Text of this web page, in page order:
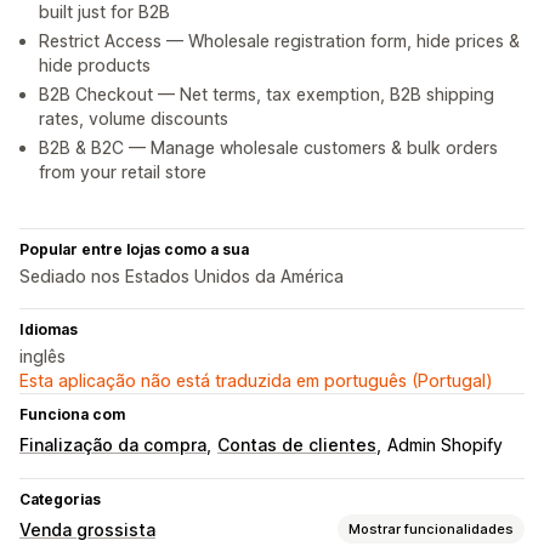
built just for B2B
Restrict Access — Wholesale registration form, hide prices &
hide products
B2B Checkout — Net terms, tax exemption, B2B shipping
rates, volume discounts
B2B & B2C — Manage wholesale customers & bulk orders
from your retail store
Popular entre lojas como a sua
Sediado nos Estados Unidos da América
Idiomas
inglês
Esta aplicação não está traduzida em português (Portugal)
Funciona com
Finalização da compra Contas de clientes Admin Shopify
Categorias
Venda grossista Mostrar funcionalidades